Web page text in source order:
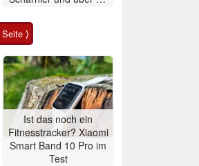
⟩
Ist das noch ein
Fitnesstracker? Xiaomi
Smart Band 10 Pro im
Test